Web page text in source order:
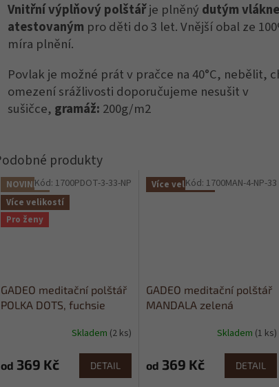
Vnitřní výplňový polštářje plněný dutým
atestovaným pro děti do 3 let. Vnější obal ze
míra plnění.
Povlak je možné prát v pračce na 40°C, nebělit,
omezení srážlivosti doporučujeme nesušit v
sušičce, gramáž: 200g/m2
NOVINKA
Více velikostí
Pro ženy
GADEO meditační polštář
POLKA DOTS, fuchsie
Skladem (2 ks)
od 369 Kč DETAIL
Kód: 1700PDOT-3-33-NP Více velikostí
GADEO meditační polštář
MANDALA zelená
produktu
je
Skladem (1 ks)
od 369 Kč DETAIL
Kód: 1700MAN-4-NP-33